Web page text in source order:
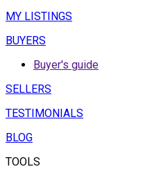
MY LISTINGS
BUYERS
Buyer's guide
SELLERS
TESTIMONIALS
BLOG
TOOLS